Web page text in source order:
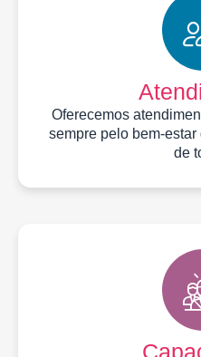
Oferecemos
sempre pelo bem-
de